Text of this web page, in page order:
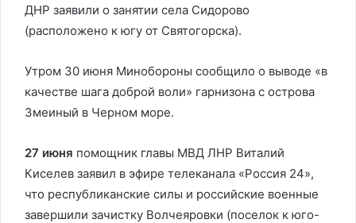
ДНР заявили о занятии села Сидорово
(расположено к югу от Святогорска).
Утром 30 июня Минобороны сообщило о выводе «в
качестве шага доброй воли» гарнизона с острова
Змеиный в Черном море.
27 июня помощник главы МВД ЛНР Виталий
Киселев заявил в эфире телеканала «Россия 24»,
что республиканские силы и российские военные
завершили зачистку Волчеяровки (поселок к юго-